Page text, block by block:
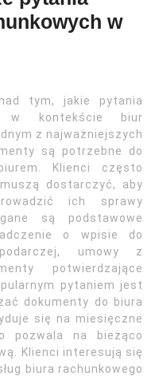
w
tym, jakie pytania
w kontekście biur
z najważniejszych
są potrzebne do
Klienci często
dostarczyć, aby
ich sprawy
są podstawowe
o wpisie do
umowy z
potwierdzające
pytaniem jest
dokumenty do biura
się na miesięczne
pozwala na bieżąco
Klienci interesują się
biura rachunkowego